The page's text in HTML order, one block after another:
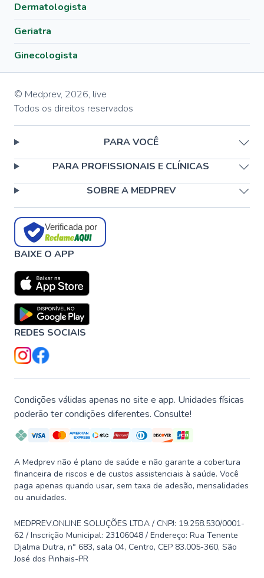
Dermatologista
Geriatra
Ginecologista
© Medprev, 2026, live
Todos os direitos reservados
PARA VOCÊ
PARA PROFISSIONAIS E CLÍNICAS
SOBRE A MEDPREV
Verificada por
BAIXE O APP
REDES SOCIAIS
Condições válidas apenas no site e app. Unidades físicas
poderão ter condições diferentes. Consulte!
A Medprev não é plano de saúde e não garante a cobertura
financeira de riscos e de custos assistenciais à saúde. Você
paga apenas quando usar, sem taxa de adesão, mensalidades
ou anuidades.
MEDPREV.ONLINE SOLUÇÕES LTDA / CNPJ: 19.258.530/0001-
62 / Inscrição Municipal: 23106048 / Endereço: Rua Tenente
Djalma Dutra, n° 683, sala 04, Centro, CEP 83.005-360, São
José dos Pinhais-PR